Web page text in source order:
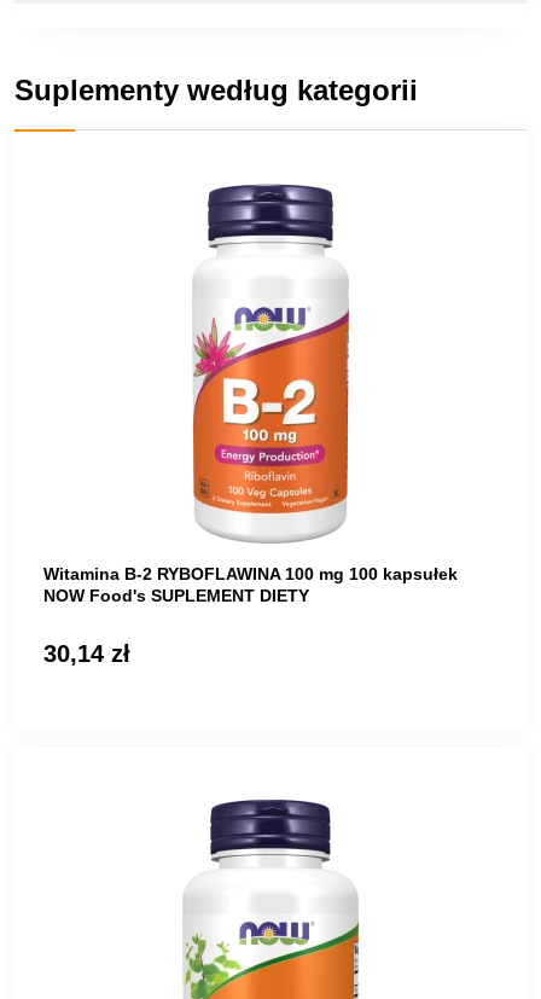
Suplementy według kategorii
Witamina B-2 RYBOFLAWINA 100 mg 100 kapsułek
NOW Food's SUPLEMENT DIETY
30,14 zł